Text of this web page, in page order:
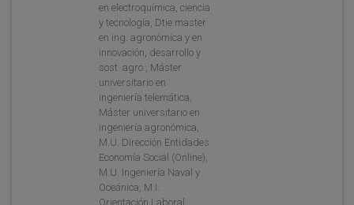
en electroquímica, ciencia
y tecnología, Dtie master
en ing. agronómica y en
innovación, desarrollo y
sost. agro., Máster
universitario en
ingeniería telemática,
Máster universitario en
ingeniería agronómica,
M.U. Dirección Entidades
Economía Social (Online),
M.U. Ingeniería Naval y
Oceánica, M.I.
Orientación Laboral,